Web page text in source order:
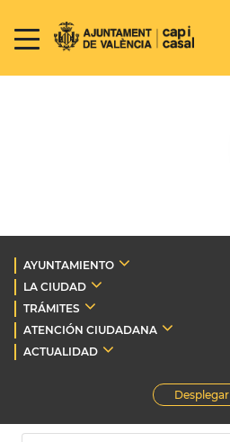
AYUNTAMIENTO
LA CIUDAD
TRÁMITES
ATENCIÓN CIUDADANA
ACTUALIDAD
Desplegar